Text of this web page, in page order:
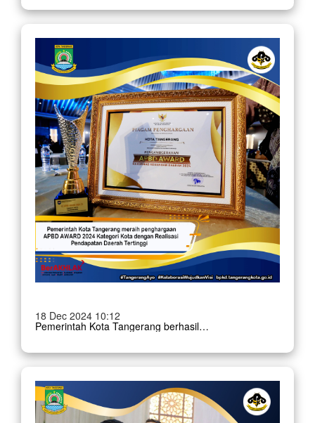
18 Dec 2024 10:12
Pemerintah Kota Tangerang berhasil meraih penghargaan APBD Award 2024 atas capaiannya sebagai satu dari Lima Kota dengan realisasi pendapatan daerah tertinggi di tahun anggaran 2023-2024. Penghargaan diserahkan langsung oleh Wakil Menteri Dalam Negeri, B